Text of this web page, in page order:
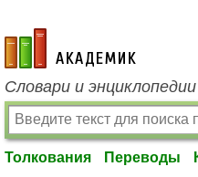
academic.ru
Словари и
Толкования Переводы